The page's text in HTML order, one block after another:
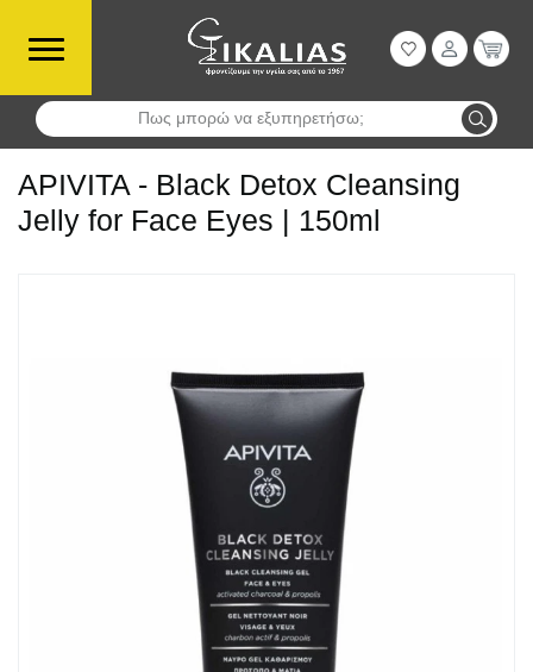
Πως μπορώ να εξυπηρετήσω;
Αναζήτηση
APIVITA - Black Detox Cleansing
Jelly for Face Eyes | 150ml